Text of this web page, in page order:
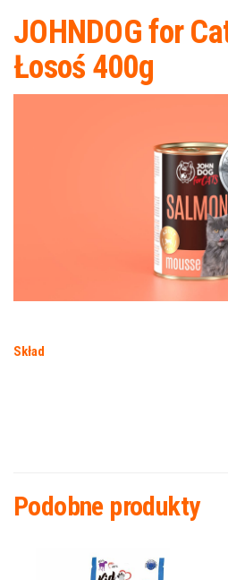
JOHNDOG for
Łosoś 400g
Skład
Podobne produkty